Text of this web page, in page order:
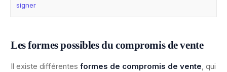
signer
Les formes possibles du compromis de vente
Il existe différentes formes de compromis de vente, qui